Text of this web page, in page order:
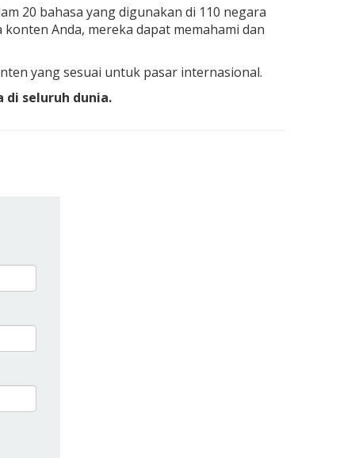
20 bahasa yang digunakan di 110 negara
Anda, mereka dapat memahami dan
yang sesuai untuk pasar internasional.
seluruh dunia.